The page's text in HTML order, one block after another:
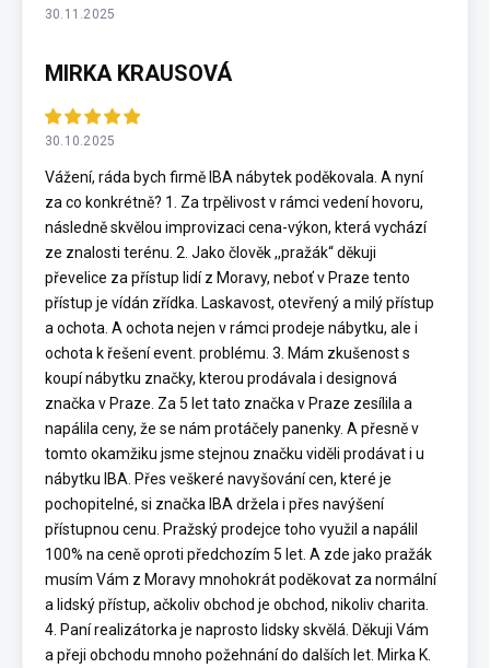
30.11.2025
MIRKA KRAUSOVÁ
30.10.2025
Vážení, ráda bych firmě IBA nábytek poděkovala. A nyní
za co konkrétně? 1. Za trpělivost v rámci vedení hovoru,
následně skvělou improvizaci cena-výkon, která vychází
ze znalosti terénu. 2. Jako člověk ,,pražák“ děkuji
převelice za přístup lidí z Moravy, neboť v Praze tento
přístup je vídán zřídka. Laskavost, otevřený a milý přístup
a ochota. A ochota nejen v rámci prodeje nábytku, ale i
ochota k řešení event. problému. 3. Mám zkušenost s
koupí nábytku značky, kterou prodávala i designová
značka v Praze. Za 5 let tato značka v Praze zesílila a
napálila ceny, že se nám protáčely panenky. A přesně v
tomto okamžiku jsme stejnou značku viděli prodávat i u
nábytku IBA. Přes veškeré navyšování cen, které je
pochopitelné, si značka IBA držela i přes navýšení
přístupnou cenu. Pražský prodejce toho využil a napálil
100% na ceně oproti předchozím 5 let. A zde jako pražák
musím Vám z Moravy mnohokrát poděkovat za normální
a lidský přístup, ačkoliv obchod je obchod, nikoliv charita.
4. Paní realizátorka je naprosto lidsky skvělá. Děkuji Vám
a přeji obchodu mnoho požehnání do dalších let. Mirka K.